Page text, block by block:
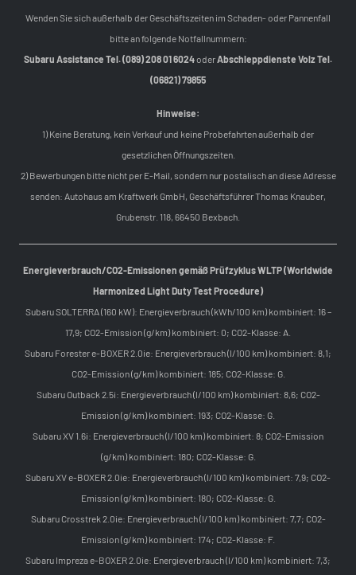
Wenden Sie sich außerhalb der Geschäftszeiten im Schaden- oder Pannenfall
bitte an folgende Notfallnummern:
Subaru Assistance Tel. (089) 208 01 6024oder Abschleppdienste Volz Tel.
(06821) 79855
Hinweise:
1) Keine Beratung, kein Verkauf und keine Probefahrten außerhalb der
gesetzlichen Öffnungszeiten.
2) Bewerbungen bitte nicht per E-Mail, sondern nur postalisch an diese Adresse
senden: Autohaus am Kraftwerk GmbH, Geschäftsführer Thomas Knauber,
Grubenstr. 118, 66450 Bexbach.
Energieverbrauch/CO2-Emissionen gemäß Prüfzyklus WLTP (Worldwide
Harmonized Light Duty Test Procedure)
Subaru SOLTERRA (160 kW): Energieverbrauch (kWh/100 km) kombiniert: 16 –
17,9; CO2-Emission (g/km) kombiniert: 0; CO2-Klasse: A.
Subaru Forester e-BOXER 2.0ie: Energieverbrauch (l/100 km) kombiniert: 8,1;
CO2-Emission (g/km) kombiniert: 185; CO2-Klasse: G.
Subaru Outback 2.5i: Energieverbrauch (l/100 km) kombiniert: 8,6; CO2-
Emission (g/km) kombiniert: 193; CO2-Klasse: G.
Subaru XV 1.6i: Energieverbrauch (l/100 km) kombiniert: 8; CO2-Emission
(g/km) kombiniert: 180; CO2-Klasse: G.
Subaru XV e-BOXER 2.0ie: Energieverbrauch (l/100 km) kombiniert: 7,9; CO2-
Emission (g/km) kombiniert: 180; CO2-Klasse: G.
Subaru Crosstrek 2.0ie: Energieverbrauch (l/100 km) kombiniert: 7,7; CO2-
Emission (g/km) kombiniert: 174; CO2-Klasse: F.
Subaru Impreza e-BOXER 2.0ie: Energieverbrauch (l/100 km) kombiniert: 7,3;